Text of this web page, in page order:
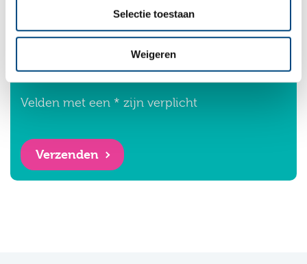
Selectie toestaan
Weigeren
Mijn vraag*
Velden met een * zijn verplicht
Verzenden